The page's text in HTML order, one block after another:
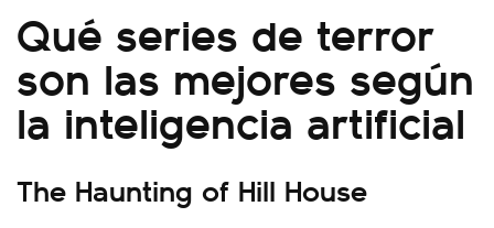
Qué series de terror
son las mejores según
la inteligencia artificial
The Haunting of Hill House